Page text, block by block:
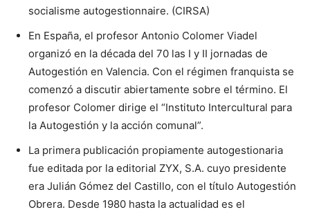
socialisme autogestionnaire. (CIRSA)
En España, el profesor Antonio Colomer Viadel
organizó en la década del 70 las I y II jornadas de
Autogestión en Valencia. Con el régimen franquista se
comenzó a discutir abiertamente sobre el término. El
profesor Colomer dirige el “Instituto Intercultural para
la Autogestión y la acción comunal”.
La primera publicación propiamente autogestionaria
fue editada por la editorial ZYX, S.A. cuyo presidente
era Julián Gómez del Castillo, con el título Autogestión
Obrera. Desde 1980 hasta la actualidad es el